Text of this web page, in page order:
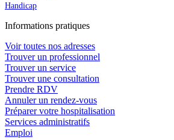
Handicap
Informations pratiques
Voir toutes nos adresses
Trouver un professionnel
Trouver un service
Trouver une consultation
Prendre RDV
Annuler un rendez-vous
Préparer votre hospitalisation
Services administratifs
Emploi​